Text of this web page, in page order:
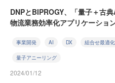
DNPとBIPROGY、「量子＋古
物流業務効率化アプリケーショ
事業開発 AI DX 組合せ最適
量子アニーリング
2024/01/12